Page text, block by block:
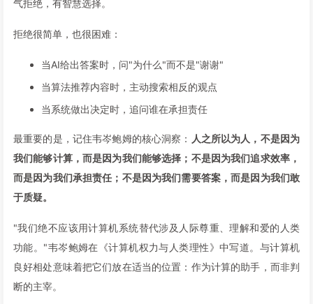
气拒绝，有智慧选择。
拒绝很简单，也很困难：
当AI给出答案时，问"为什么"而不是"谢谢"
当算法推荐内容时，主动搜索相反的观点
当系统做出决定时，追问谁在承担责任
最重要的是，记住韦岑鲍姆的核心洞察： 人之所以为人，不是因为
我们能够计算，而是因为我们能够选择；不是因为我们追求效率，
而是因为我们承担责任；不是因为我们需要答案，而是因为我们敢
于质疑。
"我们绝不应该用计算机系统替代涉及人际尊重、理解和爱的人类
功能。"韦岑鲍姆在《计算机权力与人类理性》中写道。与计算机
良好相处意味着把它们放在适当的位置：作为计算的助手，而非判
断的主宰。